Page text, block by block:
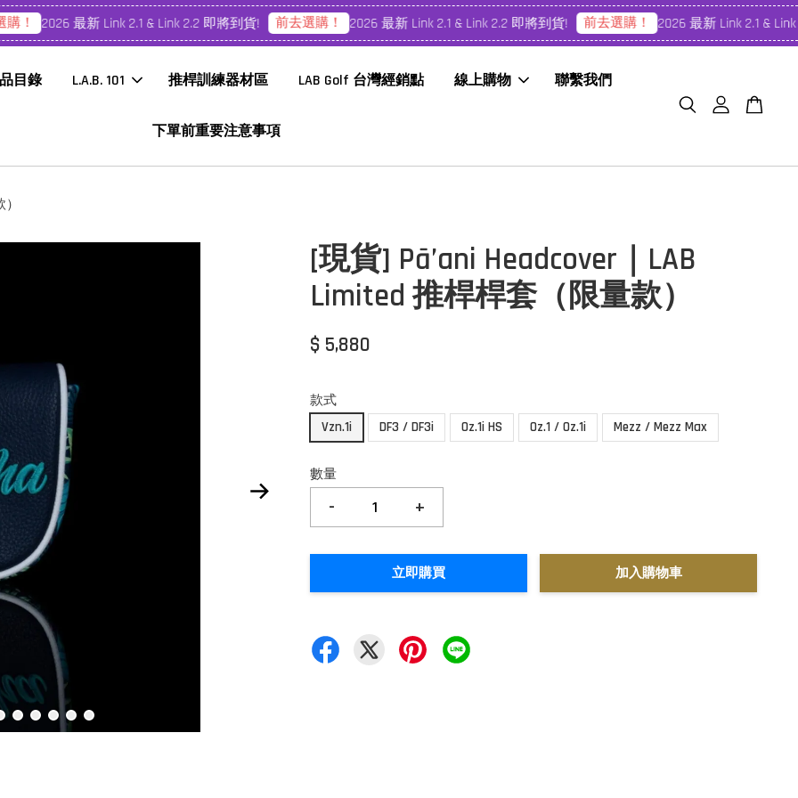
！ 2026 最新 Link 2.1 & Link 2.2 即將到貨! 前去選購！ 2026 最新 Link 2.1 & Link 2.2 即將到貨! 前去選購！ 2026 最新 Link 2.1 & Link
目錄 L.A.B. 101 推桿訓練器材區 LAB Golf 台灣經銷點 線上購物 聯繫我們
下單前重要注意事項
[現貨] Pā’ani Headcover｜LAB
Limited 推桿桿套（限量款）
$ 5,880
款式
Vzn.1i
DF3 / DF3i Oz.1i HS Oz.1 / Oz.1i Mezz / Mezz Max
數量
- +
立即購買 加入購物車